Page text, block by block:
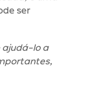
ser
lo a